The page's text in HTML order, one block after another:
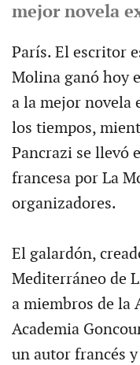
mejor novela
París. El escritor
Molina ganó hoy
a la mejor novela
los tiempos,
Pancrazi se llevó
francesa por La
organizadores.
El galardón,
Mediterráneo de
a miembros de la
Academia
un autor francés